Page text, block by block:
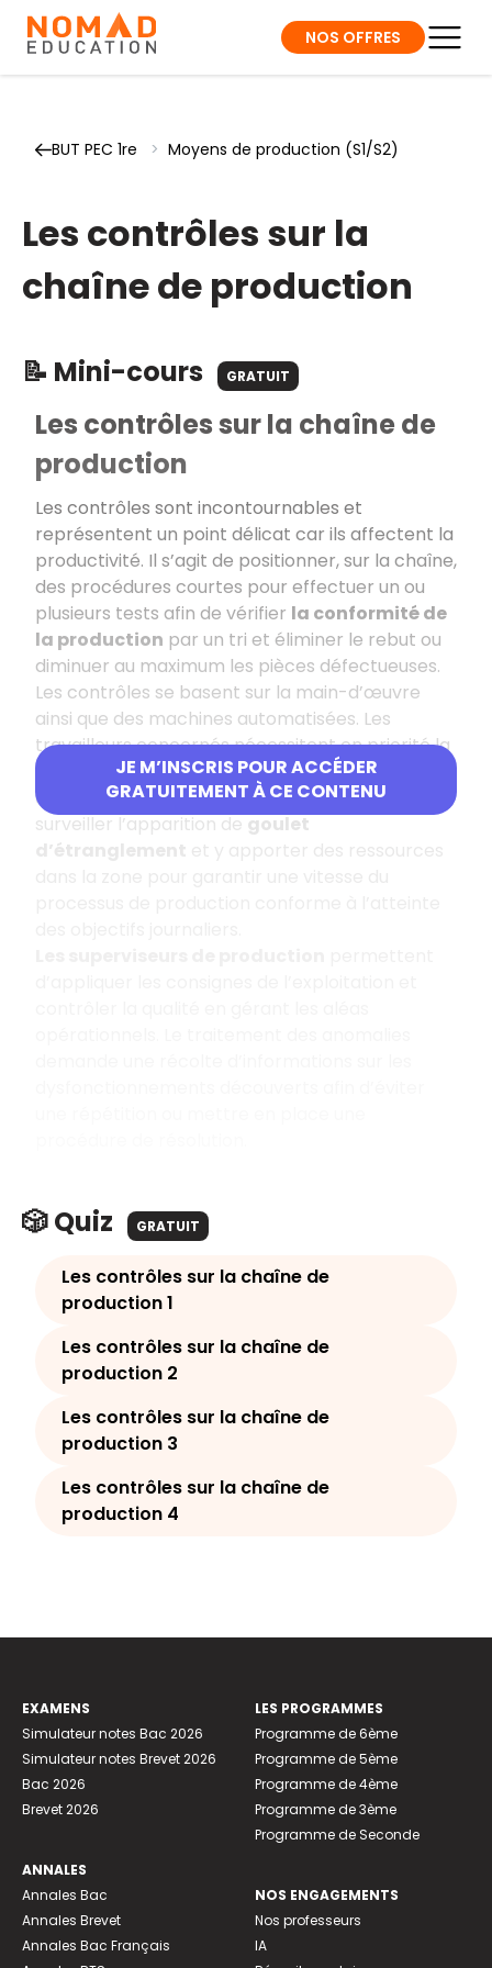
NOS OFFRES
BUT PEC 1re > Moyens de production (S1/S2)
Les contrôles sur la
chaîne de production
📝 Mini-cours GRATUIT
JE M’INSCRIS POUR ACCÉDER
GRATUITEMENT À CE CONTENU
Les contrôles sur la chaîne de
production
Les contrôles sont incontournables et
représentent un point délicat car ils affectent la
productivité. Il s’agit de positionner, sur la chaîne,
des procédures courtes pour effectuer un ou
plusieurs tests afin de vérifier la conformité de
la production par un tri et éliminer le rebut ou
diminuer au maximum les pièces défectueuses.
Les contrôles se basent sur la main-d’œuvre
ainsi que des machines automatisées. Les
travailleurs concernés nécessitent en priorité la
rapidité dans leurs actions de contrôle et donc
une motivation sans faille. Il faut veiller à
surveiller l’apparition de goulet
🎲 Quiz GRATUIT
Les contrôles sur la chaîne de
production 1
Les contrôles sur la chaîne de
production 2
Les contrôles sur la chaîne de
production 3
Les contrôles sur la chaîne de
production 4
EXAMENS
Simulateur notes Bac 2026
Simulateur notes Brevet 2026
Bac 2026
Brevet 2026
ANNALES
Annales Bac
Annales Brevet
Annales Bac Français
LES PROGRAMMES
Programme de 6ème
Programme de 5ème
Programme de 4ème
Programme de 3ème
Programme de Seconde
NOS ENGAGEMENTS
Nos professeurs
IA